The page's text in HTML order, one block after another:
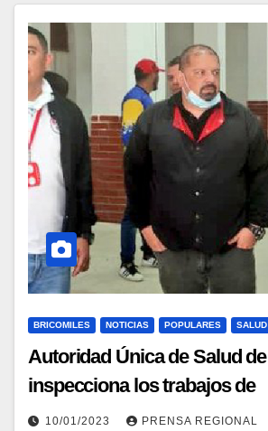
BRICOMILES NOTICIAS POPULARES
Autoridad Única de Salud
inspecciona los trabajos de
embellecimiento del Hospital
10/01/2023 PRENSA REGIONAL